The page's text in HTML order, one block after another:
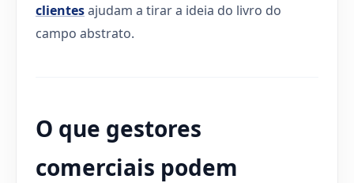
clientesajudam a tirar a ideia do livro do
campo abstrato.
O que gestores
comerciais podem